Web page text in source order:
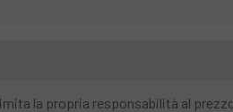
la propria responsabilità al